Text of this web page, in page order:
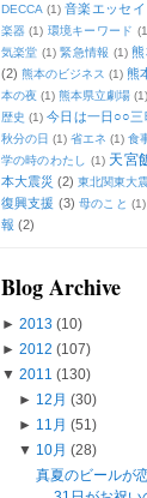
DECCA (1) 音楽エッセイ
楽器 (1) 環境キーワード
気楽堂 (1) 緊急情報 (1)
(2) 熊本のビジネス (1) 熊
本の夜 (1) 熊本県立劇場 (1)
歴史 (1) 今日は一日○○三
秋分の日 (1) 省エネ (1) 食
学の時のわたし
(1) 天宮
本大震災 (2) 東北関東大
復興支援 (3) 母のこと (1)
報 (2)
Blog Archive
► 2013 (10)
► 2012 (107)
▼ 2011 (130)
► 12月 (30)
► 11月 (51)
▼ 10月 (28)
真夏のビールが